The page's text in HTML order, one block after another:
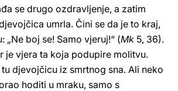
se drugo ozdravljenje, a zatim
umrla. Čini se da je to kraj,
„Ne boj se! Samo vjeruj!“ (Mk 5, 36).
je vjera ta koja podupire molitvu.
djevojčicu iz smrtnog sna. Ali neko
hoditi u mraku, samo s